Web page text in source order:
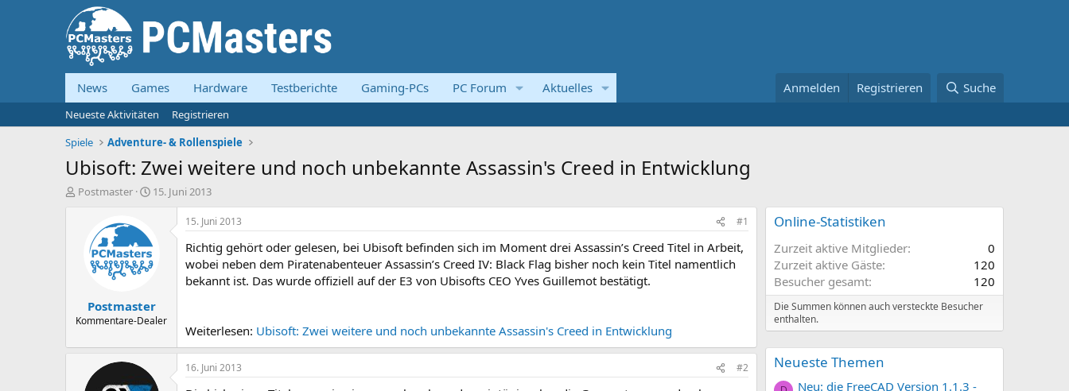
News Games Hardware Testberichte Gaming-PCs PC Forum Aktuelles Anmelden Registrieren Suche
Neueste Aktivitäten
Registrieren
Spiele
Adventure- & Rollenspiele
Ubisoft: Zwei weitere und noch unbekannte Assassin's Creed in Entwicklung
E
Postmaster
E
e
l
a
m
15. Juni 2013
Postmaster
Kommentare-Dealer
15. Juni 2013 #1
Richtig gehört oder gelesen, bei Ubisoft befinden sich im Moment drei Assassin’s Creed Titel in Arbeit,
wobei neben dem Piratenabenteuer Assassin’s Creed IV: Black Flag bisher noch kein Titel namentlich
bekannt ist. Das wurde offiziell auf der E3 von Ubisofts CEO Yves Guillemot bestätigt.
Weiterlesen: Ubisoft: Zwei weitere und noch unbekannte Assassin's Creed in Entwicklung
16. Juni 2013 #2
Online-Statistiken
Zurzeit aktive Mitglieder
0
Zurzeit aktive Gäste
120
Besucher gesamt
120
Die Summen können auch versteckte Besucher
enthalten.
Neueste Themen
Neu: die FreeCAD Version 1.1.3 -